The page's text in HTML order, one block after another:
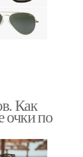
Как
очки по